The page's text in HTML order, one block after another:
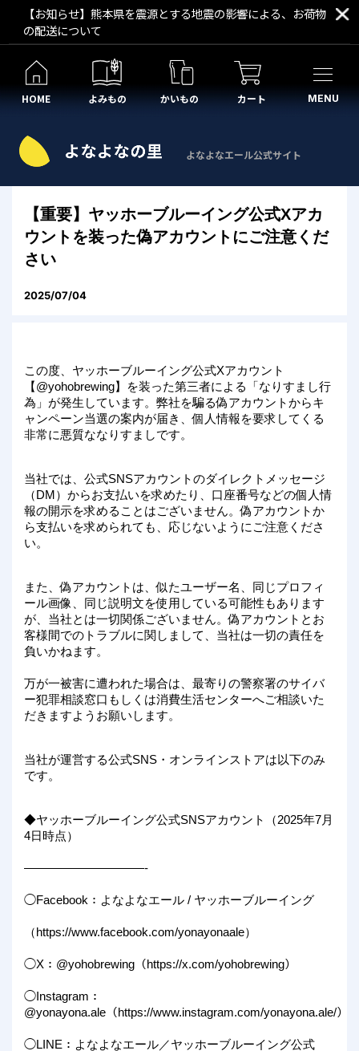
【お知らせ】熊本県を震源とする地震の影響による、お荷物
の配送について
HOME よみもの かいもの カート MENU
よなよなエール公式サイト
【重要】ヤッホーブルーイング公式Xアカ
ウントを装った偽アカウントにご注意くだ
さい
2025/07/04
この度、ヤッホーブルーイング公式Xアカウント
【@yohobrewing】を装った第三者による「なりすまし行
為」が発生しています。弊社を騙る偽アカウントからキ
ャンペーン当選の案内が届き、個人情報を要求してくる
非常に悪質ななりすましです。
当社では、公式SNSアカウントのダイレクトメッセージ
（DM）からお支払いを求めたり、口座番号などの個人情
報の開示を求めることはございません。偽アカウントか
ら支払いを求められても、応じないようにご注意くださ
い。
また、偽アカウントは、似たユーザー名、同じプロフィ
ール画像、同じ説明文を使用している可能性もあります
が、当社とは一切関係ございません。偽アカウントとお
客様間でのトラブルに関しまして、当社は一切の責任を
負いかねます。
万が一被害に遭われた場合は、最寄りの警察署のサイバ
ー犯罪相談窓口もしくは消費生活センターへご相談いた
だきますようお願いします。
当社が運営する公式SNS・オンラインストアは以下のみ
です。
◆ヤッホーブルーイング公式SNSアカウント（2025年7月
4日時点）
——————————-
◯Facebook：よなよなエール / ヤッホーブルーイング
（https://www.facebook.com/yonayonaale）
◯X：@yohobrewing（https://x.com/yohobrewing）
◯Instagram：
@yonayona.ale（https://www.instagram.com/yonayona.ale/）
◯LINE：よなよなエール／ヤッホーブルーイング公式